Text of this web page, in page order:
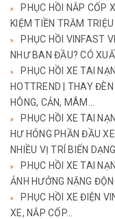
PHỤC HỒI NẮP CỐP
KIỆM TIỀN TRĂM
PHỤC HỒI VINFAST
NHƯ BAN ĐẦU? CÓ
PHỤC HỒI XE TAI
HOTTREND | THAY
HÔNG, CẢN, MÂM...
PHỤC HỒI XE TAI
HƯ HỎNG PHẦN ĐẦU
NHIỀU VỊ TRÍ BIẾN DẠNG
PHỤC HỒI XE TAI
ẢNH HƯỞNG NẶNG
PHỤC HỒI XE ĐIỆN
XE, NẮP CỐP...